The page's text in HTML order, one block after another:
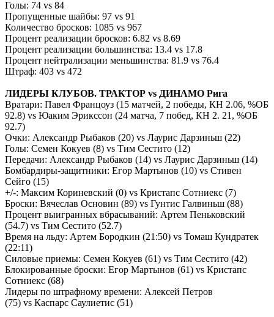
Голы: 74 vs 84
Пропущенные шайбы: 97 vs 91
Количество бросков: 1085 vs 967
Процент реализации бросков: 6.82 vs 8.69
Процент реализации большинства: 13.4 vs 17.8
Процент нейтрализации меньшинства: 81.9 vs 76.4
Штраф: 403 vs 472
ЛИДЕРЫ КЛУБОВ. ТРАКТОР vs ДИНАМО Рига
Вратари: Павел Францоуз (15 матчей, 2 победы, КН 2.06, %ОБ
92.8) vs Юаким Эрикссон (24 матча, 7 побед, КН 2. 21, %ОБ
92.7)
Очки: Александр Рыбаков (20) vs Лаурис Дарзиньш (22)
Голы: Семен Кокуев (8) vs Тим Сестито (12)
Передачи: Александр Рыбаков (14) vs Лаурис Дарзиньш (14)
Бомбардиры-защитники: Егор Мартынов (10) vs Стивен
Сейго (15)
+/-: Максим Кориневский (0) vs Кристапс Сотниекс (7)
Броски: Вячеслав Основин (89) vs Гунтис Галвиньш (88)
Процент выигранных вбрасываний: Артем Пеньковский
(54.7) vs Тим Сестито (52.7)
Время на льду: Артем Бородкин (21:50) vs Томаш Кундратек
(22:11)
Силовые приемы: Семен Кокуев (61) vs Тим Сестито (42)
Блокированные броски: Егор Мартынов (61) vs Кристапс
Сотниекс (68)
Лидеры по штрафному времени: Алексей Петров
(75) vs Каспарс Саулиетис (51)